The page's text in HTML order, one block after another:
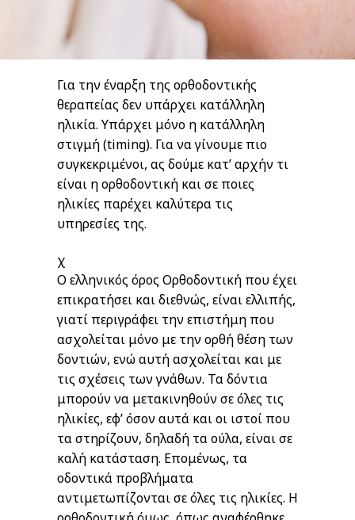
Για την έναρξη της ορθοδοντικής
θεραπείας δεν υπάρχει κατάλληλη
ηλικία. Yπάρχει μόνο η κατάλληλη
στιγμή (timing). Για να γίνουμε πιο
συγκεκριμένοι, ας δούμε κατ’ αρχήν τι
είναι η ορθοδοντική και σε ποιες
ηλικίες παρέχει καλύτερα τις
υπηρεσίες της.
χ
Ο ελληνικός όρος Ορθοδοντική που έχει
επικρατήσει και διεθνώς, είναι ελλιπής,
γιατί περιγράφει την επιστήμη που
ασχολείται μόνο με την ορθή θέση των
δοντιών, ενώ αυτή ασχολείται και με
τις σχέσεις των γνάθων. Τα δόντια
μπορούν να μετακινηθούν σε όλες τις
ηλικίες, εφ’ όσον αυτά και οι ιστοί που
τα στηρίζουν, δηλαδή τα ούλα, είναι σε
καλή κατάσταση. Επομένως, τα
οδοντικά προβλήματα
αντιμετωπίζονται σε όλες τις ηλικίες. Η